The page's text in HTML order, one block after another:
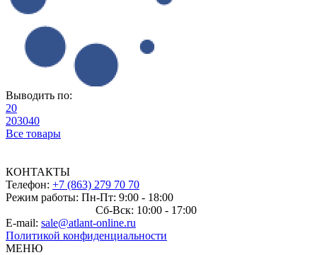
Выводить по:
20
203040
Все товары
КОНТАКТЫ
Телефон: +7 (863) 279 70 70
Режим работы: Пн-Пт: 9:00 - 18:00
Сб-Вск: 10:00 - 17:00
E-mail: sale@atlant-online.ru
Политикой конфиденциальности
МЕНЮ